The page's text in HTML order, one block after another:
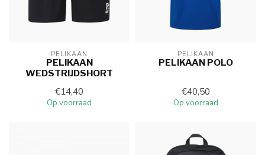
PELIKAAN
PELIKAAN
WEDSTRIJDSHORT
€14,40
Op voorraad
PELIKAAN
PELIKAAN POLO
€40,50
Op voorraad